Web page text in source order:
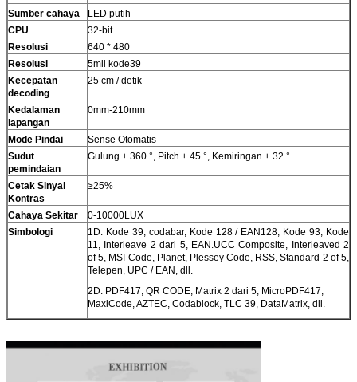
Sumber cahaya
LED putih
CPU
32-bit
Resolusi
640 * 480
Resolusi
5mil kode39
Kecepatan
decoding
25 cm / detik
Kedalaman
lapangan
0mm-210mm
Mode Pindai
Sense Otomatis
Sudut
pemindaian
Gulung ± 360 °, Pitch ± 45 °, Kemiringan ± 32 °
Cetak Sinyal
Kontras
≥25%
Cahaya Sekitar
0-10000LUX
Simbologi
1D: Kode 39, codabar, Kode 128 / EAN128, Kode 93, Kode
11, Interleave 2 dari 5, EAN.UCC Composite, Interleaved 2
of 5, MSI Code, Planet, Plessey Code, RSS, Standard 2 of 5,
Telepen, UPC / EAN, dll.
2D: PDF417, QR CODE, Matrix 2 dari 5, MicroPDF417,
MaxiCode, AZTEC, Codablock, TLC 39, DataMatrix, dll.